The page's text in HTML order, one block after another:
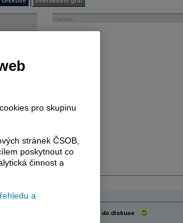
se
Reklama
Vaše přezdívka do diskuse
pro skupinu
stránek ČSOB,
poskytnout co
činnost a
a